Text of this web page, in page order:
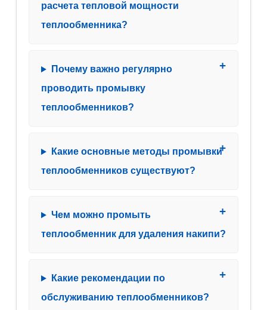
расчета тепловой мощности
теплообменника?
Почему важно регулярно
проводить промывку
теплообменников?
Какие основные методы промывки
теплообменников существуют?
Чем можно промыть
теплообменник для удаления накипи?
Какие рекомендации по
обслуживанию теплообменников?